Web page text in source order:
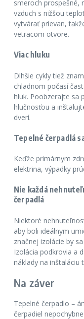
smeroch prospešné,
vzduch s nižšou
vytvárať prievan,
vetracom otvore.
Viac hluku
Dlhšie cykly tiež
chladnom počasí
hluk. Poobzerajte sa
hlučnosťou a
dverí.
Tepelné čerpadlá
Keďže primárnym
elektrina, výpadky
Nie každá
čerpadlá
Niektoré
aby boli ideálnym
značnej izolácie by
Izolácia podkrovia a
náklady na inštaláciu
Na záver
Tepelné čerpadlo –
čerpadiel